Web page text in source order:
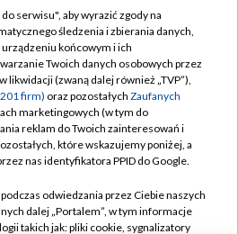
TVP
TVP
prywatności
Moje zgody
Pomoc
Kontakt
serwisu", aby wyrazić zgody na
śledzenia i zbierania danych,
końcowym i ich
Twoich danych osobowych przez
likwidacji (zwaną dalej również „TVP”),
firm) oraz pozostałych Zaufanych
marketingowych (w tym do
reklam do Twoich zainteresowań i
które wskazujemy poniżej, a
nas identyfikatora PPID do Google.
odwiedzania przez Ciebie naszych
dalej „Portalem”, w tym informacje
takich jak: pliki cookie, sygnalizatory